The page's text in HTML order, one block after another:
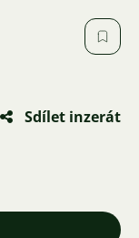
Sdílet inzerát